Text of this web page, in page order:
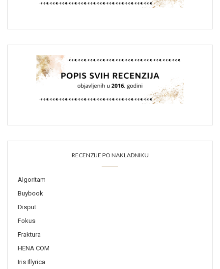
RECENZIJE PO NAKLADNIKU
Algoritam
Buybook
Disput
Fokus
Fraktura
HENA COM
Iris Illyrica